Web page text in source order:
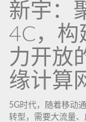
新宇：
4C，构
力开放
缘计算
5G时代，随着移动
转型，需要大流量